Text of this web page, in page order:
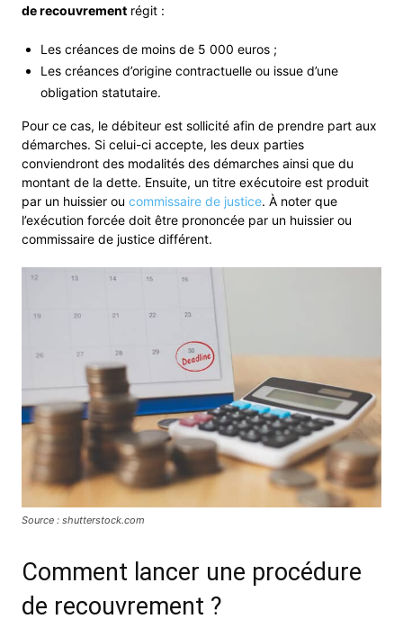
de recouvrement régit :
Les créances de moins de 5 000 euros ;
Les créances d’origine contractuelle ou issue d’une
obligation statutaire.
Pour ce cas, le débiteur est sollicité afin de prendre part aux
démarches. Si celui-ci accepte, les deux parties
conviendront des modalités des démarches ainsi que du
montant de la dette. Ensuite, un titre exécutoire est produit
par un huissier ou commissaire de justice. À noter que
l’exécution forcée doit être prononcée par un huissier ou
commissaire de justice différent.
Source : shutterstock.com
Comment lancer une procédure
de recouvrement ?